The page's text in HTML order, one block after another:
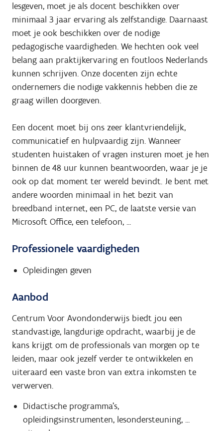
lesgeven, moet je als docent beschikken over
minimaal 3 jaar ervaring als zelfstandige. Daarnaast
moet je ook beschikken over de nodige
pedagogische vaardigheden. We hechten ook veel
belang aan praktijkervaring en foutloos Nederlands
kunnen schrijven. Onze docenten zijn echte
ondernemers die nodige vakkennis hebben die ze
graag willen doorgeven.
Een docent moet bij ons zeer klantvriendelijk,
communicatief en hulpvaardig zijn. Wanneer
studenten huistaken of vragen insturen moet je hen
binnen de 48 uur kunnen beantwoorden, waar je je
ook op dat moment ter wereld bevindt. Je bent met
andere woorden minimaal in het bezit van
breedband internet, een PC, de laatste versie van
Microsoft Office, een telefoon, ...
Professionele vaardigheden
Opleidingen geven
Aanbod
Centrum Voor Avondonderwijs biedt jou een
standvastige, langdurige opdracht, waarbij je de
kans krijgt om de professionals van morgen op te
leiden, maar ook jezelf verder te ontwikkelen en
uiteraard een vaste bron van extra inkomsten te
verwerven.
Didactische programma's,
opleidingsinstrumenten, lesondersteuning, ...